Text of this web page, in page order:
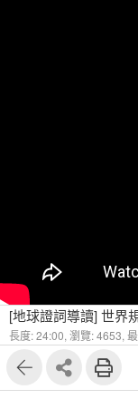
[地球證詞導讀] 世界
長度: 24:00, 瀏覽: 4653,